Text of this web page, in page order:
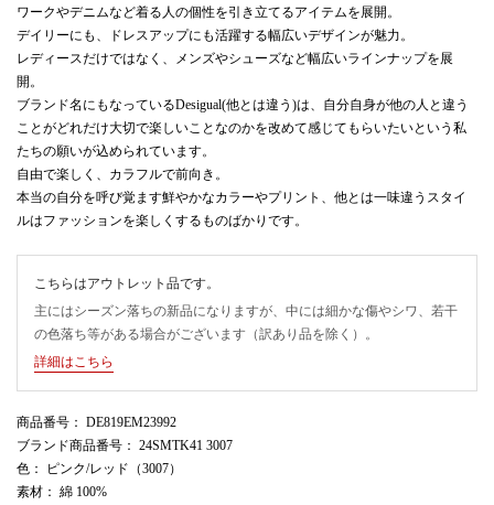
ワークやデニムなど着る人の個性を引き立てるアイテムを展開。
デイリーにも、ドレスアップにも活躍する幅広いデザインが魅力。
レディースだけではなく、メンズやシューズなど幅広いラインナップを展
開。
ブランド名にもなっているDesigual(他とは違う)は、自分自身が他の人と違う
ことがどれだけ大切で楽しいことなのかを改めて感じてもらいたいという私
たちの願いが込められています。
自由で楽しく、カラフルで前向き。
本当の自分を呼び覚ます鮮やかなカラーやプリント、他とは一味違うスタイ
ルはファッションを楽しくするものばかりです。
こちらはアウトレット品です。
主にはシーズン落ちの新品になりますが、中には細かな傷やシワ、若干
の色落ち等がある場合がございます（訳あり品を除く）。
詳細はこちら
商品番号 ： DE819EM23992
ブランド商品番号 ： 24SMTK41 3007
色 ： ピンク/レッド（3007）
素材 ： 綿 100%